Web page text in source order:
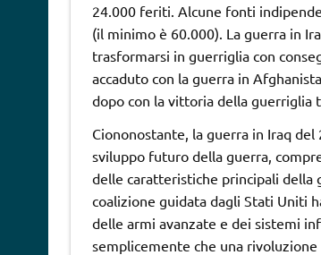
24.000 feriti. Alcune fonti
(il minimo è 60.000). La guerra in
trasformarsi in guerriglia con
accaduto con la guerra in
dopo con la vittoria della guerriglia
Ciononostante, la guerra in Iraq
sviluppo futuro della guerra,
delle caratteristiche principali
coalizione guidata dagli Stati Uniti
delle armi avanzate e dei sistemi
semplicemente che una